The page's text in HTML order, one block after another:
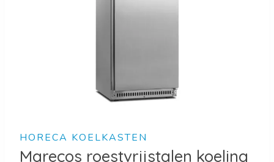
HORECA KOELKASTEN
Marecos roestvrijstalen koeling